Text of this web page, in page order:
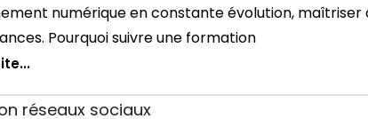
numérique en constante évolution,
Pourquoi suivre une formation